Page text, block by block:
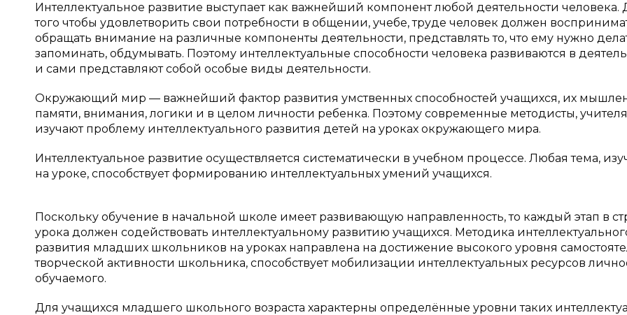
Интеллектуальное развитие выступает как важнейший компонент любой деятельности человека.
того чтобы удовлетворить свои потребности в общении, учебе, труде человек должен
обращать внимание на различные компоненты деятельности, представлять то, что ему нужно
запоминать, обдумывать. Поэтому интеллектуальные способности человека развиваются в
и сами представляют собой особые виды деятельности.
Окружающий мир — важнейший фактор развития умственных способностей учащихся, их
памяти, внимания, логики и в целом личности ребенка. Поэтому современные методисты, учителя
изучают проблему интеллектуального развития детей на уроках окружающего мира.
Интеллектуальное развитие осуществляется систематически в учебном процессе. Любая тема,
на уроке, способствует формированию интеллектуальных умений учащихся.
Поскольку обучение в начальной школе имеет развивающую направленность, то каждый этап в
урока должен содействовать интеллектуальному развитию учащихся. Методика
развития младших школьников на уроках направлена на достижение высокого уровня
творческой активности школьника, способствует мобилизации интеллектуальных ресурсов
обучаемого.
Для учащихся младшего школьного возраста характерны определённые уровни таких